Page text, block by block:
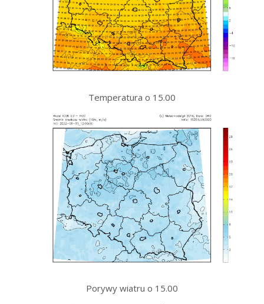
Temperatura o 15.00
Porywy wiatru o 15.00